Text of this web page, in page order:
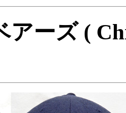
アーズ (